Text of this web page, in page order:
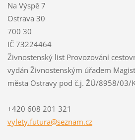
Na Výspě 7
Ostrava 30
700 30
IČ 73224464
Živnostenský list Provozování
vydán Živnostenským úřadem
města Ostravy pod č.j. ŽÚ/8958/03/
+420 608 201 321
vylety.futura@seznam.cz